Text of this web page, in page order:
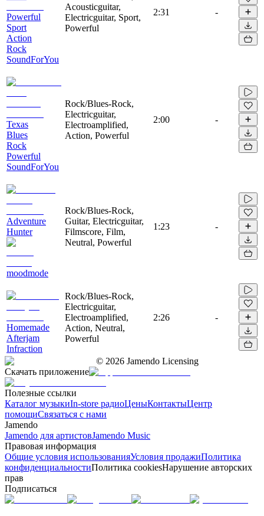
Powerful
Sport
Action
Rock
SoundForYou
Acousticguitar,
Electricguitar, Sport,
Powerful
2:31 -
Texas
Blues
Rock
Powerful
SoundForYou
Rock/Blues-Rock,
Electricguitar,
Electroamplified,
Action, Powerful
2:00 -
Adventure
Hunter
moodmode
Rock/Blues-Rock,
Guitar, Electricguitar,
Filmscore, Film,
Neutral, Powerful
1:23 -
Homemade
Afterjam
Infraction
Rock/Blues-Rock,
Electricguitar,
Electroamplified,
Action, Neutral,
Powerful
2:26 -
© 2026 Jamendo Licensing
Скачать приложение
Полезные ссылки
Каталог музыкиIn-store радиоЦеныКонтактыЦентр
помощиСвязаться с нами
Jamendo
Jamendo для артистовJamendo Music
Правовая информация
Общие условия использованияУсловия продажиПолитика
конфиденциальностиПолитика cookiesНарушение авторских
прав
Подписаться